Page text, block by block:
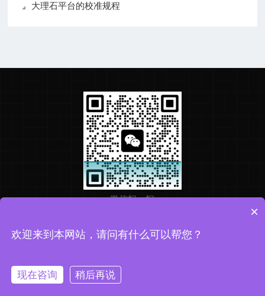
大理石平台的校准规程
微信扫一扫
sitemap.xml
×
欢迎来到本网站，请问有什么可以帮您？
现在咨询 稍后再说